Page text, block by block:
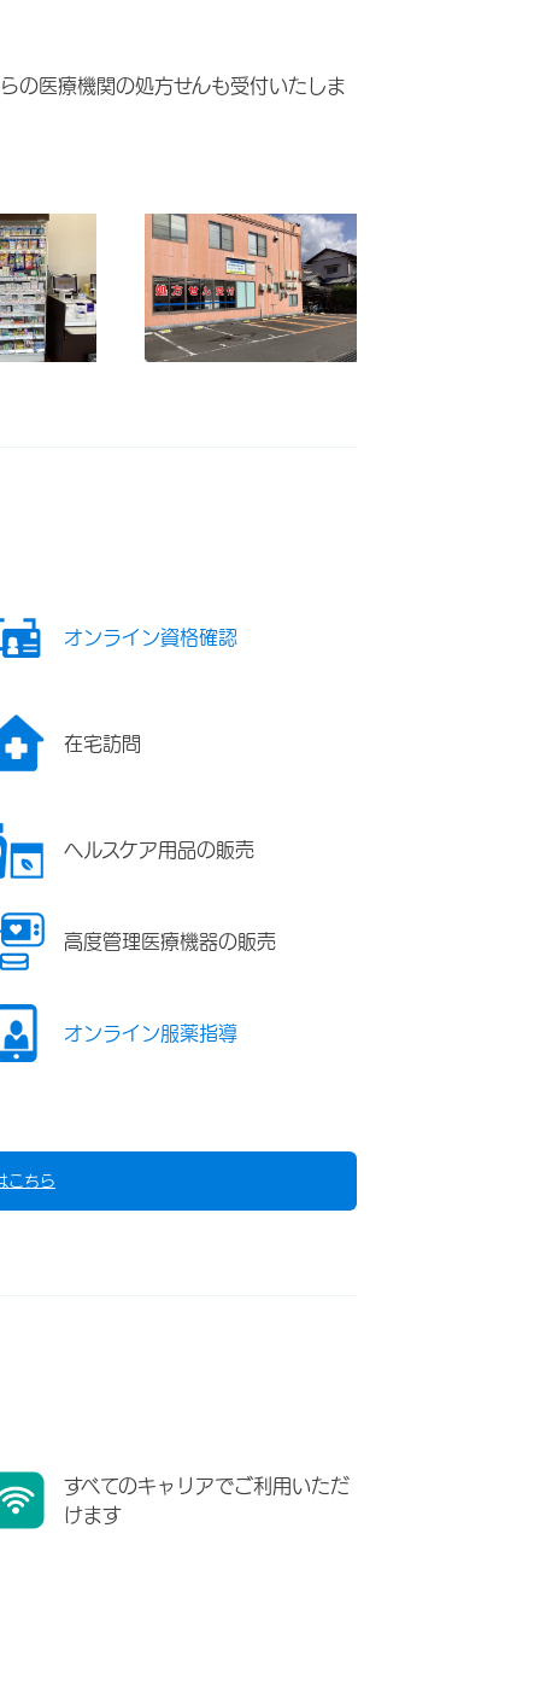
の医療機関の処方せんも受付いたしま
オンライン資格確認
在宅訪問
ヘルスケア用品の販売
高度管理医療機器の販売
オンライン服薬指導
こちら
すべてのキャリアでご利用いただ
けます